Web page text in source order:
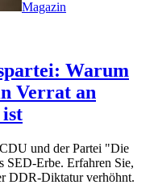
Magazin
Warum
Verrat an
und der Partei "Die
SED-Erbe. Erfahren Sie,
DDR-Diktatur verhöhnt.